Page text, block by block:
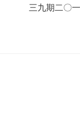
三九期二〇